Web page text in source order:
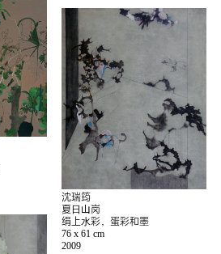
沈瑞筠
夏⽇⼭岗
绢上⽔彩，蛋彩和墨
76 x 61 cm
2009